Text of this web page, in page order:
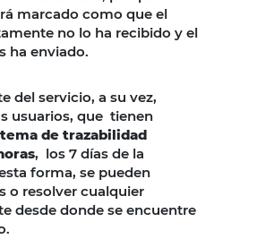
marcado como que el
no lo ha recibido y el
ha enviado.
del servicio, a su vez,
usuarios, que tienen
de trazabilidad
, los 7 días de la
forma, se pueden
o resolver cualquier
desde donde se encuentre